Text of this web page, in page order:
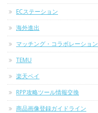
ECステーション
海外進出
マッチング・コラボレーション
TEMU
楽天ペイ
RPP攻略ツール情報交換
商品画像登録ガイドライン